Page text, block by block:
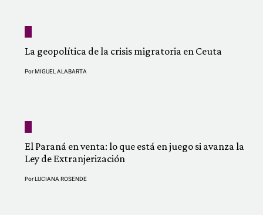
La geopolítica de la crisis migratoria en Ceuta
PorMIGUEL ALABARTA
El Paraná en venta: lo que está en juego si avanza la
Ley de Extranjerización
PorLUCIANA ROSENDE